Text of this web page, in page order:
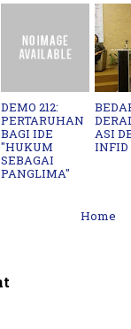
DEMO 212:
PERTARUHAN
BAGI IDE
"HUKUM
SEBAGAI
PANGLIMA"
ASI
INFID
Home